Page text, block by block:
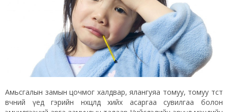
Амьсгалын замын цочмог халдвар, ялангуяа томуу, томуу төст
өвчний үед гэрийн нөхцөлд хийх асаргаа сувилгаа болон